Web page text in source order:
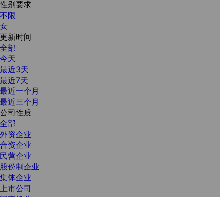
性别要求
不限
女
更新时间
全部
今天
最近3天
最近7天
最近一个月
最近三个月
公司性质
全部
外资企业
合资企业
民营企业
股份制企业
集体企业
上市公司